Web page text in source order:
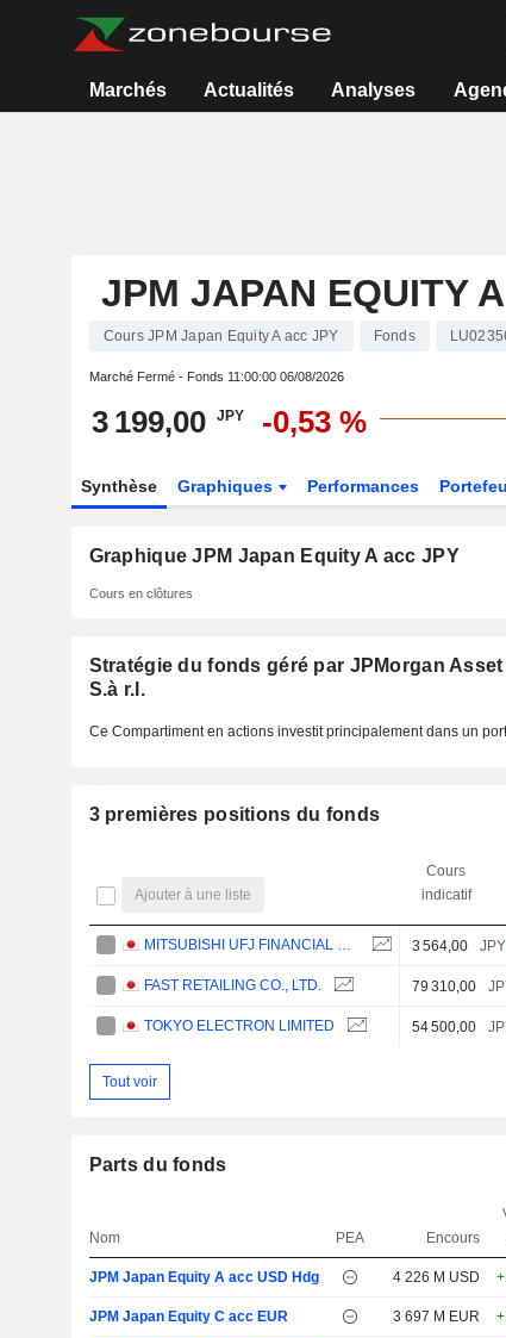
Marchés Actualités Analyses
JPM JAPAN EQUITY
Cours JPM Japan Equity A acc JPY Fonds
Marché Fermé - Fonds 11:00:00 06/08/2026
3 199,00 JPY -0,53 %
Synthèse Graphiques Performances
Graphique JPM Japan Equity A acc JPY
Cours en clôtures
Stratégie du fonds géré par JPMorgan
S.à r.l.
Ce Compartiment en actions investit principalement dans un
3 premières positions du fonds
Ajouter à une liste
Cours
indicatif
MITSUBISHI UFJ FINANCIAL GROUP, INC. 3 564,00 JPY
FAST RETAILING CO., LTD. 79 310,00
TOKYO ELECTRON LIMITED 54 500,00
Tout voir
Parts du fonds
Nom PEA Encours
JPM Japan Equity A acc USD Hdg 4 226 M USD
JPM Japan Equity C acc EUR 3 697 M EUR